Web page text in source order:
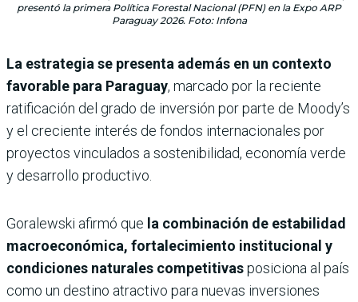
presentó la primera Política Forestal Nacional (PFN) en la Expo ARP
Paraguay 2026. Foto: Infona
La estrategia se presenta además en un contexto
favorable para Paraguay, marcado por la reciente
ratificación del grado de inversión por parte de Moody’s
y el creciente interés de fondos internacionales por
proyectos vinculados a sostenibilidad, economía verde
y desarrollo productivo.
Goralewski afirmó que la combinación de estabilidad
macroeconómica, fortalecimiento institucional y
condiciones naturales competitivasposiciona al país
como un destino atractivo para nuevas inversiones